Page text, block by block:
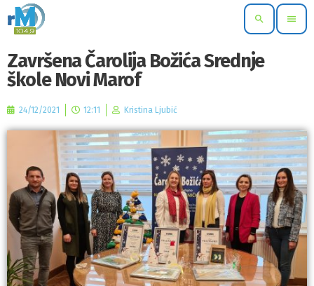
search menu
Završena Čarolija Božića Srednje
škole Novi Marof
24/12/2021 12:11 Kristina Ljubić